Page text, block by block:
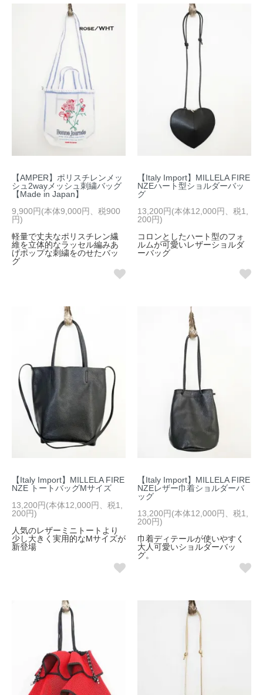
【AMPER】ポリスチレンメッ
シュ2wayメッシュ刺繍バッグ
【Made in Japan】
9,900円(本体9,000円、税900
円)
軽量で丈夫なポリスチレン繊
維を立体的なラッセル編みあ
げポップな刺繍をのせたバッ
グ
【Italy Import】MILLELA FIRE
NZEハート型ショルダーバッ
グ
13,200円(本体12,000円、税1,
200円)
コロンとしたハート型のフォ
ルムが可愛いレザーショルダ
ーバッグ
【Italy Import】MILLELA FIRE
NZE トートバッグMサイズ
13,200円(本体12,000円、税1,
200円)
人気のレザーミニトートより
少し大きく実用的なMサイズが
新登場
【Italy Import】MILLELA FIRE
NZEレザー巾着ショルダーバ
ッグ
13,200円(本体12,000円、税1,
200円)
巾着ディテールが使いやすく
大人可愛いショルダーバッ
グ。